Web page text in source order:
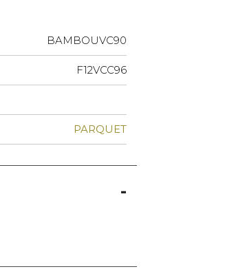
BAMBOUVC90
F12VCC96
PARQUET